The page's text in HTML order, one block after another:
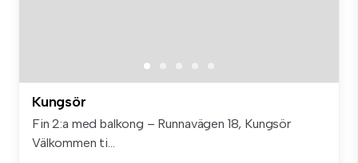
Kungsör
Fin 2:a med balkong – Runnavägen 18, Kungsör
Välkommen ti...